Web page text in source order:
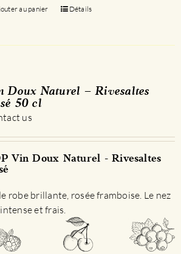
au panier Détails
Doux Naturel – Rivesaltes
50 cl
us
Vin Doux Naturel - Rivesaltes
robe brillante, rosée framboise. Le nez
et frais.